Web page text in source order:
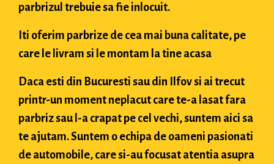
parbrizul trebuie sa fie inlocuit.
Iti oferim parbrize de cea mai buna calitate, pe
care le livram si le montam la tine acasa
Daca esti din Bucuresti sau din Ilfov si ai trecut
printr-un moment neplacut care te-a lasat fara
parbriz sau l-a crapat pe cel vechi, suntem aici sa
te ajutam. Suntem o echipa de oameni pasionati
de automobile, care si-au focusat atentia asupra